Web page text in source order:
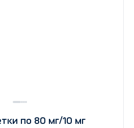
по 80 мг/10 мг